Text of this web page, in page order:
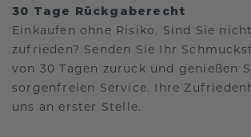
30 Tage Rückgaberecht
Einkaufen ohne Risiko. Sind Sie
zufrieden? Senden Sie Ihr
von 30 Tagen zurück und genießen
sorgenfreien Service. Ihre
uns an erster Stelle.